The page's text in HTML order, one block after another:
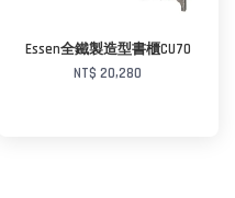
Essen全鐵製造型書櫃CU70
NT$ 20,280